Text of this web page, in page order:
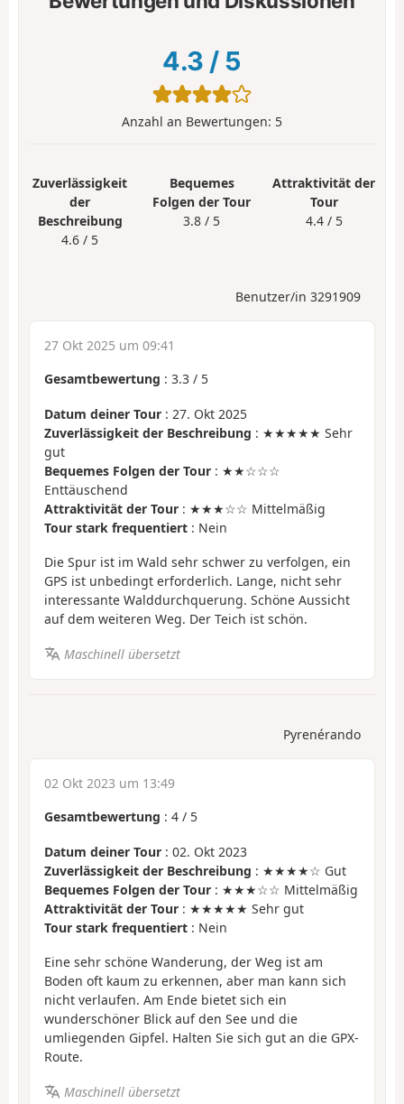
4.3 / 5
Anzahl an Bewertungen: 5
Zuverlässigkeit
der
Beschreibung
4.6 / 5
Bequemes
Folgen der Tour
3.8 / 5
Attraktivität der
Tour
4.4 / 5
Benutzer/in 3291909
27 Okt 2025 um 09:41
Gesamtbewertung : 3.3 / 5
Datum deiner Tour : 27. Okt 2025
Zuverlässigkeit der Beschreibung : ★★★★★ Sehr
gut
Bequemes Folgen der Tour : ★★☆☆☆
Enttäuschend
Attraktivität der Tour : ★★★☆☆ Mittelmäßig
Tour stark frequentiert : Nein
Die Spur ist im Wald sehr schwer zu verfolgen, ein
GPS ist unbedingt erforderlich. Lange, nicht sehr
interessante Walddurchquerung. Schöne Aussicht
auf dem weiteren Weg. Der Teich ist schön.
Maschinell übersetzt
Pyrenérando
02 Okt 2023 um 13:49
Gesamtbewertung : 4 / 5
Datum deiner Tour : 02. Okt 2023
Zuverlässigkeit der Beschreibung : ★★★★☆ Gut
Bequemes Folgen der Tour : ★★★☆☆ Mittelmäßig
Attraktivität der Tour : ★★★★★ Sehr gut
Tour stark frequentiert : Nein
Eine sehr schöne Wanderung, der Weg ist am
Boden oft kaum zu erkennen, aber man kann sich
nicht verlaufen. Am Ende bietet sich ein
wunderschöner Blick auf den See und die
umliegenden Gipfel. Halten Sie sich gut an die GPX-
Route.
Maschinell übersetzt